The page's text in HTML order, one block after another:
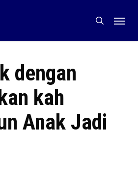
search
Menu
dengan
kah
Anak Jadi